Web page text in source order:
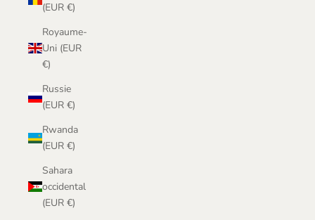
(EUR €)
Royaume-
Uni (EUR
€)
Russie
(EUR €)
Rwanda
(EUR €)
Sahara
occidental
(EUR €)